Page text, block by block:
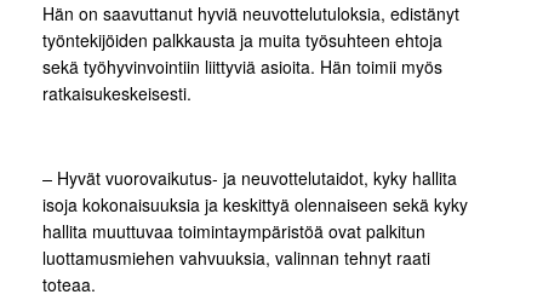
Hän on saavuttanut hyviä neuvottelutuloksia, edistänyt
työntekijöiden palkkausta ja muita työsuhteen ehtoja
sekä työhyvinvointiin liittyviä asioita. Hän toimii myös
ratkaisukeskeisesti.
– Hyvät vuorovaikutus- ja neuvottelutaidot, kyky hallita
isoja kokonaisuuksia ja keskittyä olennaiseen sekä kyky
hallita muuttuvaa toimintaympäristöä ovat palkitun
luottamusmiehen vahvuuksia, valinnan tehnyt raati
toteaa.